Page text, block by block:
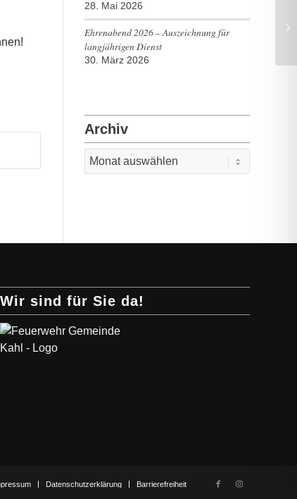
28. Mai 2026
Ehrenabend 2026 – Auszeichnung für
langjährigen Dienst
30. März 2026
Archiv
Wir sind für Sie da!
Datenschutzerklärung Barrierefreiheit